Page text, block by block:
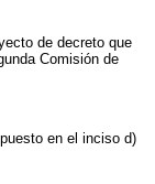
de decreto que
Comisión de
en el inciso d)